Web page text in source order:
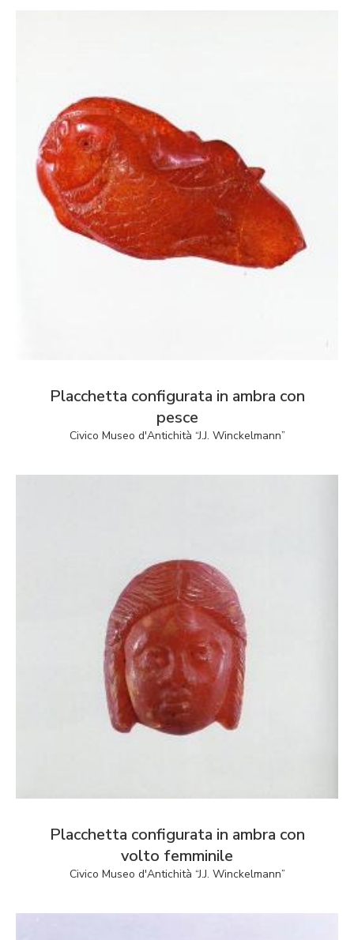
Placchetta configurata in ambra con
pesce
Civico Museo d'Antichità “J.J. Winckelmann”
Placchetta configurata in ambra con
volto femminile
Civico Museo d'Antichità “J.J. Winckelmann”